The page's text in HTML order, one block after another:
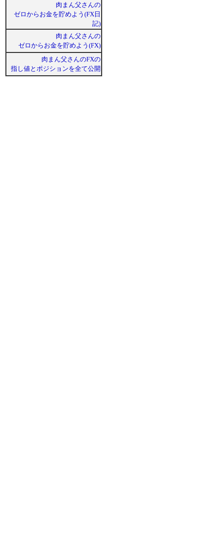
肉まん父さんの
ゼロからお金を貯めよう(FX日
記)
肉まん父さんの
ゼロからお金を貯めよう(FX)
肉まん父さんのFXの
指し値とポジションを全て公開